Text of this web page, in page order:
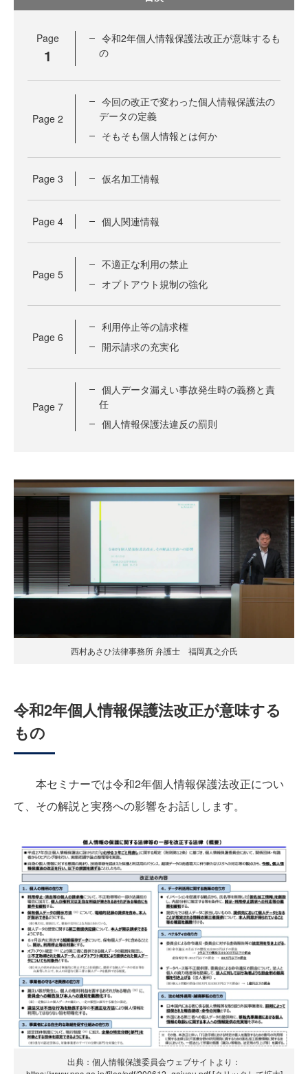
Page
1
令和2年個人情報保護法改正が意味するも
の
Page 2
今回の改正で変わった個人情報保護法の
データの定義
そもそも個人情報とは何か
Page 3 仮名加工情報
Page 4 個人関連情報
Page 5
不適正な利用の禁止
オプトアウト規制の強化
Page 6
利用停止等の請求権
開示請求の充実化
Page 7
個人データ漏えい事故発生時の義務と責
任
個人情報保護法違反の罰則
西村あさひ法律事務所 弁護士 福岡真之介氏
令和2年個人情報保護法改正が意味する
もの
本セミナーでは令和2年個人情報保護法改正につい
て、その解説と実務への影響をお話しします。
出典：個人情報保護委員会ウェブサイトより：